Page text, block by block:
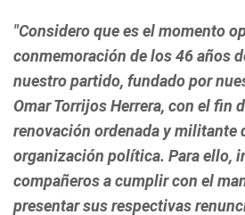
"Considero que es el momento
conmemoración de los 46 años
nuestro partido, fundado por
Omar Torrijos Herrera, con el fin
renovación ordenada y militante
organización política. Para ello,
compañeros a cumplir con el
presentar sus respectivas